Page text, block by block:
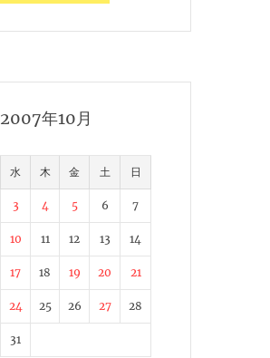
2007年10月
水 木 金 土 日
3 4 5 6 7
10 11 12 13 14
17 18 19 20 21
24 25 26 27 28
31